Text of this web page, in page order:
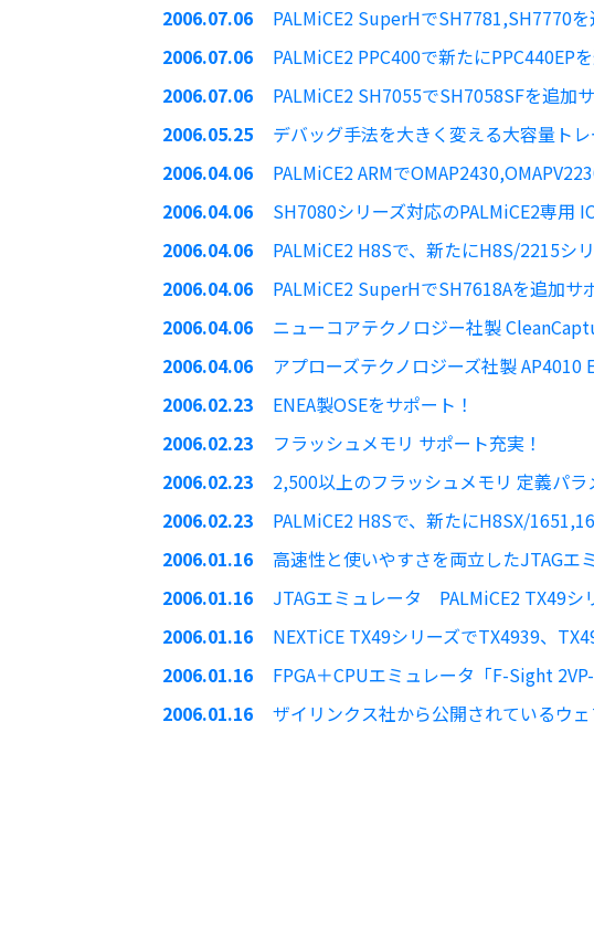
2006.07.06
PALMiCE2 SuperHでSH7781,SH7770を
2006.07.06
PALMiCE2 PPC400で新たにPPC440EP
2006.07.06
PALMiCE2 SH7055でSH7058SFを追加
2006.05.25
デバッグ手法を大きく変える大容量ト
2006.04.06
PALMiCE2 ARMで
2006.04.06
SH7080シリーズ対応のPALMiCE2専用
2006.04.06
PALMiCE2 H8Sで、新たにH8S/2215シ
2006.04.06
PALMiCE2 SuperHでSH7618Aを追加サ
2006.04.06
ニューコアテクノロジー社製
2006.04.06
アプローズテクノロジーズ社製 AP4010
2006.02.23
ENEA製OSEをサポート！
2006.02.23
フラッシュメモリ サポート充実！
2006.02.23
2,500以上のフラッシュメモリ 定義パラ
2006.02.23
PALMiCE2 H8Sで、新たにH8SX/
2006.01.16
高速性と使いやすさを両立したJTAGエ
2006.01.16
JTAGエミュレータ PALMiCE2 TX49シ
2006.01.16
NEXTiCE TX49シリーズでTX4939、
2006.01.16
FPGA＋CPUエミュレータ「F-Sight
2006.01.16
ザイリンクス社から公開されているウ